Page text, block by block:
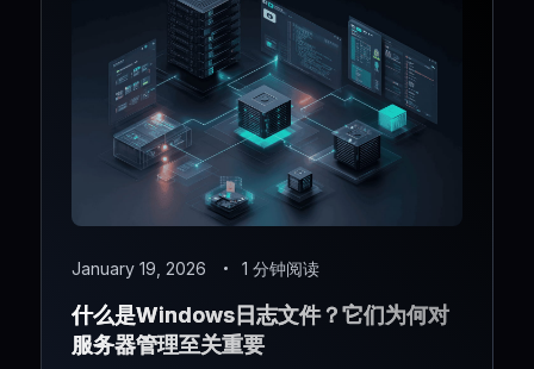
January 19, 2026 1 分钟阅读
什么是Windows日志文件？它们为何对
服务器管理至关重要